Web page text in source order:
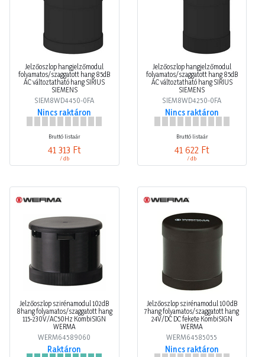
Jelzőoszlop hangjelzőmodul
folyamatos/szaggatott hang 85dB
AC változtatható hang SIRIUS
SIEMENS
SIEM8WD4450-0FA
Nincs raktáron
Bruttó listaár
41 313 Ft
/ db
Jelzőoszlop hangjelzőmodul
folyamatos/szaggatott hang 85dB
AC változtatható hang SIRIUS
SIEMENS
SIEM8WD4250-0FA
Nincs raktáron
Bruttó listaár
41 622 Ft
/ db
Jelzőoszlop szirénamodul 102dB
8hang folyamatos/szaggatott hang
115-230V/AC50Hz KombiSIGN
WERMA
WERM64589060
Raktáron
Jelzőoszlop szirénamodul 100dB
7hang folyamatos/szaggatott hang
24V/DC DC fekete KombiSIGN
WERMA
WERM64585055
Nincs raktáron